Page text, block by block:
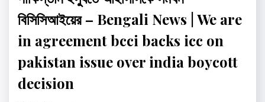
বিসিসিআইয়ের – Bengali News | We are
in agreement bcci backs icc on
pakistan issue over india boycott
decision